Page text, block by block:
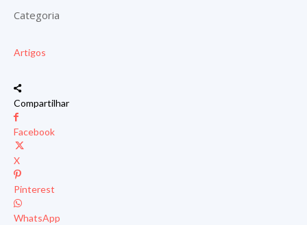
Categoria
Artigos
Compartilhar
Facebook
X
Pinterest
WhatsApp